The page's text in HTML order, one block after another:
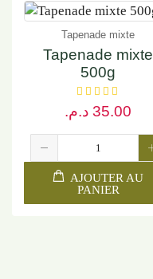
Tapenade mixte
Tapenade mixte
500g
35.00 د.م.
AJOUTER AU
PANIER